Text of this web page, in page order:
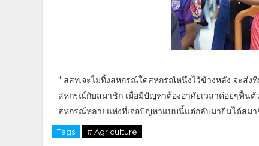
" สสท.จะไม่ทิ้งสหกรณ์ใดสหกรณ์หนึ่งไว้ข้างหลัง จะส่ง
สหกรณ์กับสมาชิก เมื่อมีปัญหาต้องอาศัยเวลาค่อยๆฟื้นตั
สหกรณ์หลายแห่งที่เจอปัญหาแบบนี้แต่กลับมายืนได้สม
Tags # Agriculture